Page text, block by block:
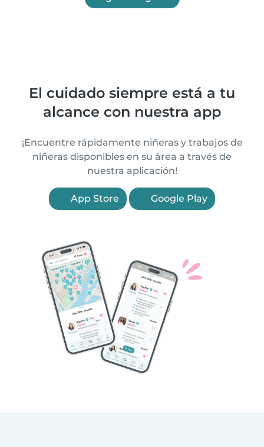
El cuidado siempre está a tu
alcance con nuestra app
¡Encuentre rápidamente niñeras y trabajos de
niñeras disponibles en su área a través de
nuestra aplicación!
App Store Google Play